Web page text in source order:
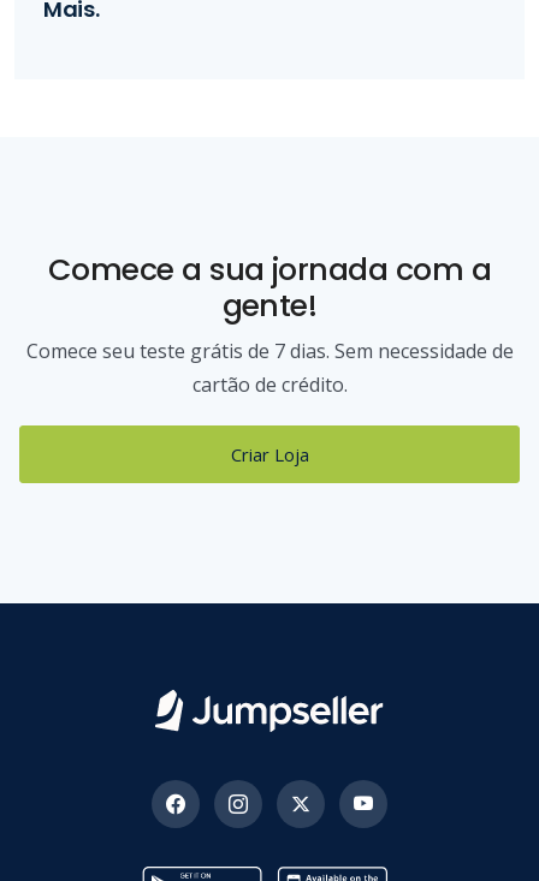
Mais.
Comece a sua jornada com a
gente!
Comece seu teste grátis de 7 dias. Sem necessidade de
cartão de crédito.
Criar Loja